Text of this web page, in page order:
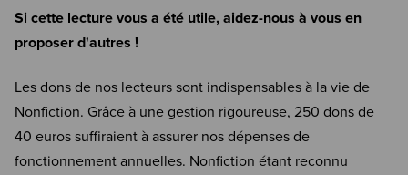
Si cette lecture vous a été utile, aidez-nous à vous en
proposer d'autres !
Les dons de nos lecteurs sont indispensables à la vie de
Nonfiction. Grâce à une gestion rigoureuse, 250 dons de
40 euros suffiraient à assurer nos dépenses de
fonctionnement annuelles. Nonfiction étant reconnu